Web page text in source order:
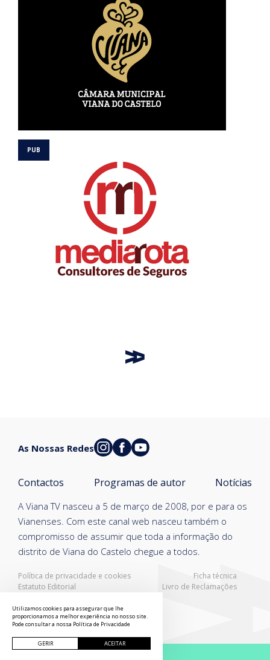
Política de privacidade e cookies
Ficha técnica
Estatuto Editorial
Livro de Reclamações
A Viana TV nasceu a 5 de março de 2008, por e para os
Vianenses. Com este canal web nasceu também o
compromisso de assumir que toda a informação do
distrito de Viana do Castelo chegue a todos.
Contactos Programas de autor Notícias
As Nossas Redes
Utilizamos cookies para assegurar que lhe
proporcionamos a melhor experiência no nosso site.
Pode consultar a nossa Política de Privacidade
GERIR ACEITAR